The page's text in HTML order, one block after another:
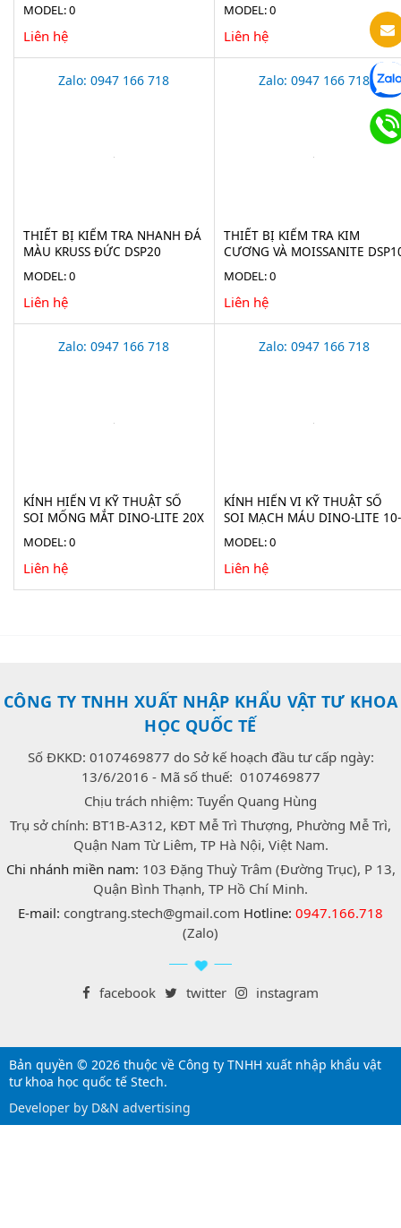
MODEL: 0
Liên hệ
MODEL: 0
Liên hệ
Zalo: 0947 166 718
THIẾT BỊ KIỂM TRA NHANH ĐÁ
MÀU KRUSS ĐỨC DSP20
MODEL: 0
Liên hệ
Zalo: 0947 166 718
THIẾT BỊ KIỂM TRA KIM
CƯƠNG VÀ MOISSANITE
MODEL: 0
Liên hệ
Zalo: 0947 166 718
KÍNH HIỂN VI KỸ THUẬT SỐ
SOI MỐNG MẮT DINO-LITE 20X
MODEL: 0
Liên hệ
Zalo: 0947 166 718
KÍNH HIỂN VI KỸ THUẬT SỐ
SOI MẠCH MÁU DINO-LITE 10-
MODEL: 0
Liên hệ
CÔNG TY TNHH XUẤT NHẬP KHẨU VẬT TƯ KHOA
HỌC QUỐC TẾ
Số ĐKKD: 0107469877 do Sở kế hoạch đầu tư cấp ngày:
13/6/2016 - Mã số thuế: 0107469877
Chịu trách nhiệm: Tuyển Quang Hùng
Trụ sở chính: BT1B-A312, KĐT Mễ Trì Thượng, Phường Mễ Trì,
Quận Nam Từ Liêm, TP Hà Nội, Việt Nam.
Chi nhánh miền nam: 103 Đặng Thuỳ Trâm (Đường Trục), P 13,
Quận Bình Thạnh, TP Hồ Chí Minh.
E-mail: congtrang.stech@gmail.com Hotline: 0947.166.718
(Zalo)
facebook twitter instagram
Bản quyền © 2026 thuộc về Công ty TNHH xuất nhập khẩu vật
tư khoa học quốc tế Stech.
Developer by D&N advertising